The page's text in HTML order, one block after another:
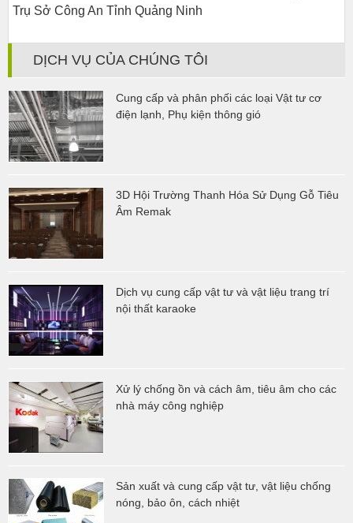
Trụ Sở Công An Tỉnh Quảng Ninh
DỊCH VỤ CỦA CHÚNG TÔI
Cung cấp và phân phối các loại Vật tư cơ
điện lạnh, Phụ kiện thông gió
3D Hội Trường Thanh Hóa Sử Dụng Gỗ Tiêu
Âm Remak
Dịch vụ cung cấp vật tư và vật liệu trang trí
nội thất karaoke
Xử lý chống ồn và cách âm, tiêu âm cho các
nhà máy công nghiệp
Sản xuất và cung cấp vật tư, vật liệu chống
nóng, bảo ôn, cách nhiệt